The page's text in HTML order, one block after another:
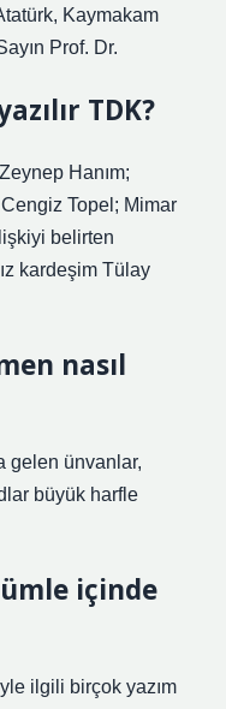
Kaymakam
Prof. Dr.
TDK?
Hanım;
Topel; Mimar
belirten
kardeşim Tülay
nasıl
gelen ünvanlar,
büyük harfle
içinde
ilgili birçok yazım